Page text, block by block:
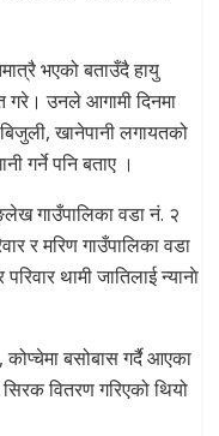
भएको बताउँदै हायु
गरे। उनले आगामी दिनमा
खानेपानी लगायतको
गर्ने पनि बताए ।
गाउँपालिका वडा नं. २
र मरिण गाउँपालिका वडा
थामी जातिलाई न्यानाे
बसोबास गर्दै आएका
वितरण गरिएको थियो